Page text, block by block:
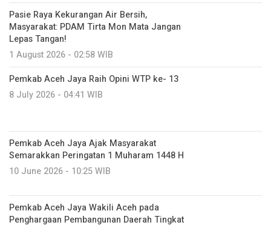
Pasie Raya Kekurangan Air Bersih,
Masyarakat: PDAM Tirta Mon Mata Jangan
Lepas Tangan!
1 August 2026 - 02:58 WIB
Pemkab Aceh Jaya Raih Opini WTP ke- 13
8 July 2026 - 04:41 WIB
Pemkab Aceh Jaya Ajak Masyarakat
Semarakkan Peringatan 1 Muharam 1448 H
10 June 2026 - 10:25 WIB
Pemkab Aceh Jaya Wakili Aceh pada
Penghargaan Pembangunan Daerah Tingkat